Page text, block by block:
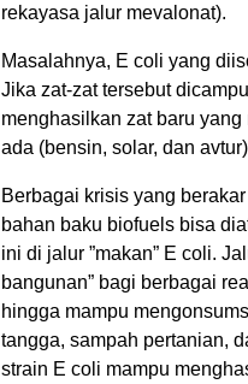
rekayasa jalur mevalonat).
Masalahnya, E coli yang
Jika zat-zat tersebut
menghasilkan zat baru
ada (bensin, solar, dan
Berbagai krisis yang
bahan baku biofuels bisa
ini di jalur ”makan” E coli.
bangunan” bagi berbagai
hingga mampu
tangga, sampah pertanian,
strain E coli mampu